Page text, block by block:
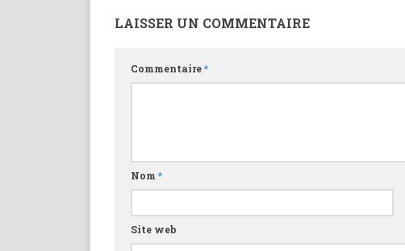
LAISSER UN COMMENTAIRE
Commentaire*
Nom *
Site web